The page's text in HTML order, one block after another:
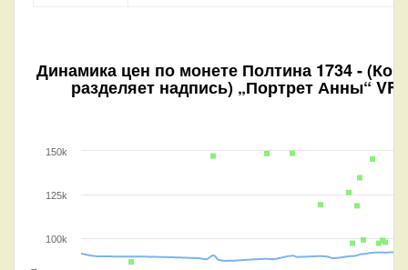
Динамика цен по монете Полтина 1734 -
разделяет надпись) „Портрет Анны“ VF
100k
125k
150k